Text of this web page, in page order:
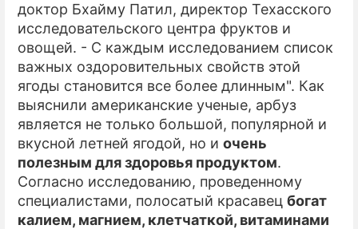
ИГРЫ
ПРЕСС-РЕЛИЗЫ
О ПРОЕКТЕ
доктор Бхайму Патил, директор Техасского
исследовательского центра фруктов и
овощей. - С каждым исследованием список
важных оздоровительных свойств этой
ягоды становится все более длинным". Как
выяснили американские ученые, арбуз
является не только большой, популярной и
вкусной летней ягодой, но и очень
полезным для здоровья продуктом.
Согласно исследованию, проведенному
специалистами, полосатый красавец богат
калием, магнием, клетчаткой, витаминами